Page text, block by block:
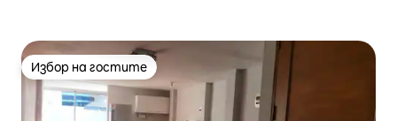
Избор на гостите
Избор на гостите